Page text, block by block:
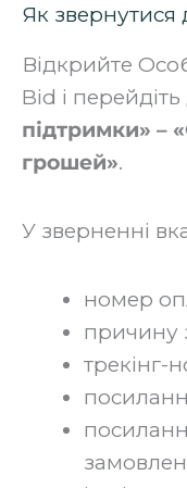
Як
Відкрийте
Bid і
підтримки» –
грошей».
У зверненні
номер
причину
трекінг-